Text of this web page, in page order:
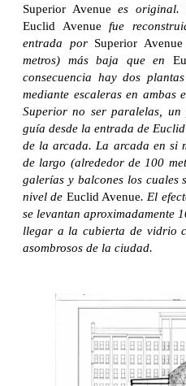
Superior Avenue es original.
Euclid Avenue fue
entrada por Superior Avenue
metros) más baja que en
consecuencia hay dos
mediante escaleras en ambas
Superior no ser paralelas,
guía desde la entrada de
de la arcada. La arcada en si
de largo (alrededor de 100
galerías y balcones los cuales
nivel de Euclid Avenue. El
se levantan aproximadamente
llegar a la cubierta de vidrio
asombrosos de la ciudad.